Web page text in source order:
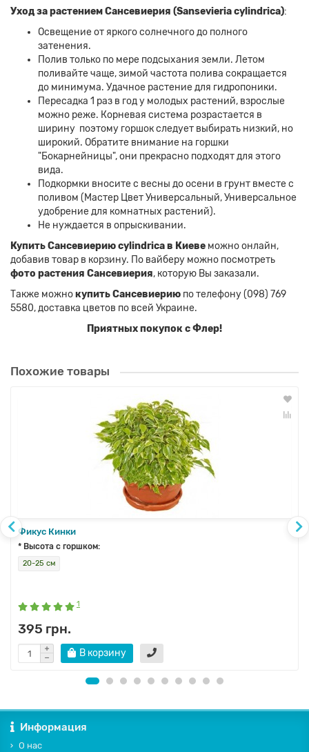
Уход за растением Сансевиерия (Sansevieria cylindrica):
Освещение от яркого солнечного до полного
затенения.
Полив только по мере подсыхания земли. Летом
поливайте чаще, зимой частота полива сокращается
до минимума. Удачное растение для гидропоники.
Пересадка 1 раз в год у молодых растений, взрослые
можно реже. Корневая система розрастается в
ширину поэтому горшок следует выбирать низкий, но
широкий. Обратите внимание на горшки
"Бокарнейницы", они прекрасно подходят для этого
вида.
Подкормки вносите с весны до осени в грунт вместе с
поливом (Мастер Цвет Универсальный, Универсальное
удобрение для комнатных растений).
Не нуждается в опрыскивании.
Купить Сансевиерию cylindrica в Киеве можно онлайн,
добавив товар в корзину. По вайберу можно посмотреть
фото растения Сансевиерия, которую Вы заказали.
Также можнокупить Сансевиерию по телефону (098) 769
5580, доставка цветов по всей Украине.
Приятных покупок с Флер!
Похожие товары
Фикус Кинки
* Высота с горшком:
20-25 см
1
395 грн.
В корзину
Информация
О нас